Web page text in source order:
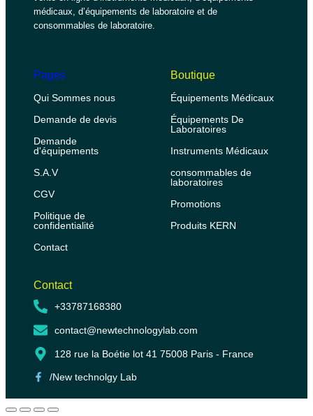
médicaux, d’équipements de laboratoire et de
consommables de laboratoire.
Pages
Qui Sommes nous
Demande de devis
Demande
d'équipements
S.A.V
CGV
Politique de
confidentialité
Contact
Boutique
Équipements Médicaux
Équipements De
Laboratoires
Instruments Médicaux
consommables de
laboratoires
Promotions
Produits KERN
Contact
+33787168380
contact@newtechnologylab.com
128 rue la Boétie lot 41 75008 Paris - France
/New technolgy Lab